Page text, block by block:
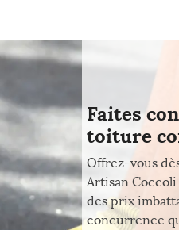
Faites
toiture
Offrez-vous
Artisan
des prix
concurrence